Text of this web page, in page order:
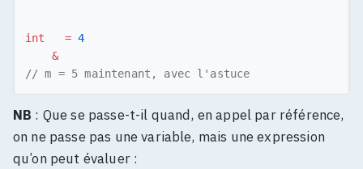
int = 4
&m
// m = 5 maintenant, avec l'astuce
NB : Que se passe-t-il quand, en appel par référence,
on ne passe pas une variable, mais une expression
qu’on peut évaluer :